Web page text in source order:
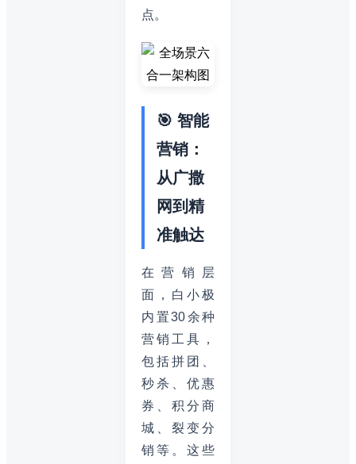
点。
🎯 智能
营销：
从广撒
网到精
准触达
在营销层
面，白小极
内置30余种
营销工具，
包括拼团、
秒杀、优惠
券、积分商
城、裂变分
销等。这些